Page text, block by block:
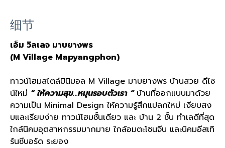
细节
เอ็ม วิลเลจ มาบยางพร
(M Village Mapyangphon)
ทาวน์โฮมสไตล์มินิมอล M Village มาบยางพร บ้านสวย ดีไซ
น์ใหม่ ” ให้ความสุข…หมุนรอบตัวเรา “ บ้านที่ออกแบบมาด้วย
ความเป็น Minimal Design ให้ความรู้สึกแปลกใหม่ เงียบสง
บและเรียบง่าย ทาวน์โฮมชั้นเดียว และ บ้าน 2 ชั้น ทำเลดีที่สุด
ใกล้นิคมอุตสาหกรรมมากมาย ใกล้อมตะโซนจีน และนิคมอีสเทิ
ร์นซีบอร์ด ระยอง